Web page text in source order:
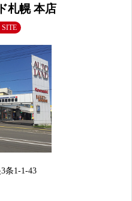
札幌 本店
SITE
条1-1-43